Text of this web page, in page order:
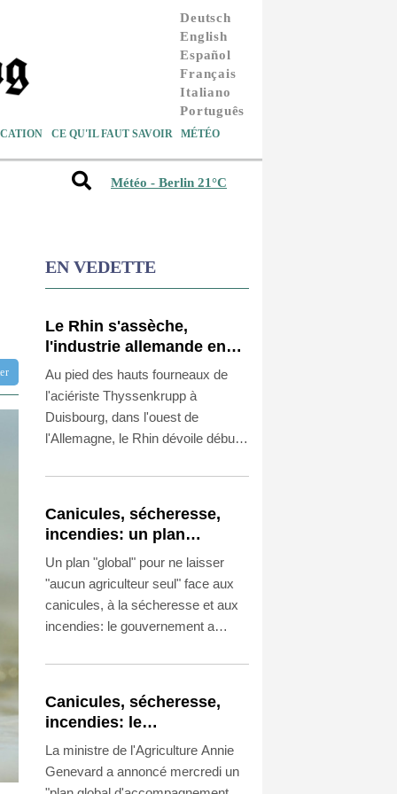
Deutsch
English
Español
Français
Italiano
Português
CE QU'IL FAUT SAVOIR MÉTÉO
Météo - Berlin 21°C
EN VEDETTE
Le Rhin s'assèche,
l'industrie allemande en
quête de solutions
Au pied des hauts fourneaux de
l'aciériste Thyssenkrupp à
Duisbourg, dans l'ouest de
l'Allemagne, le Rhin dévoile début
nouvelle réalité climatique qui vire
une industrie allemande ébranlée.
Canicules, sécheresse,
incendies: un plan
"global" pour ne laisser
aucun agriculteur "seul"
Un plan "global" pour ne laisser
"aucun agriculteur seul" face aux
canicules, à la sécheresse et aux
incendies: le gouvernement a
lancées par l'ensemble du monde
attendre des estimations plus
précises des pertes pour calibrer
les aides.
Canicules, sécheresse,
incendies: le
gouvernement annonce un
plan pour ne laisser
La ministre de l'Agriculture Annie
Genevard a annoncé mercredi un